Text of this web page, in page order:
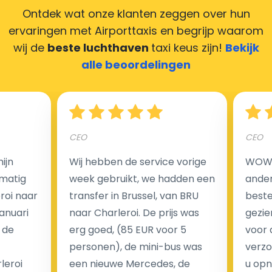
Hoeveel kost een luchthaven taxi transfer in
luchthaventaxi's is een vast tarief voor uw rit. In
tegenstelling tot traditionele taxi's met taxameter
brengen wij u geen extra kosten in rekening voor de
nachtrit.
We hebben geen ophaaltarief of extra kosten voor
wachttijd als uw vlucht vertraging heeft.
Kijk op onze website voor meer informatie over uw
Ontdek wat onze klanten zeggen over hun
ervaringen met Airporttaxis en begrijp waarom
wij de beste luchthaven taxi keus zijn! Bekijk
alle beoordelingen
naar
CEO
Wij hebben de service vorige
week gebruikt, we hadden een
transfer in Brussel, van BRU
naar Charleroi. De prijs was
erg goed, (85 EUR voor 5
personen), de mini-bus was
een nieuwe Mercedes, de
CEO
voor
u